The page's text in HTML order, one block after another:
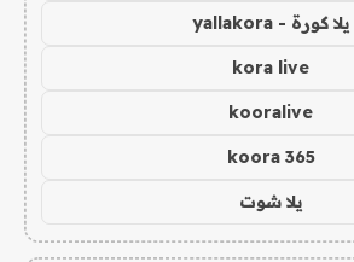
يلا كورة - yallakora
kora live
kooralive
koora 365
يلا شوت